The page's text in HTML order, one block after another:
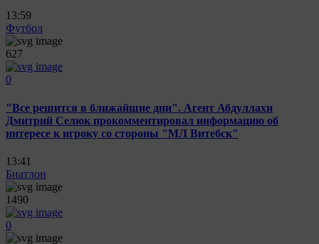
13:59
Футбол
627
0
"Все решится в ближайшие дни". Агент Абдуллахи
Дмитрий Селюк прокомментировал информацию об
интересе к игроку со стороны "МЛ Витебск"
13:41
Биатлон
1490
0